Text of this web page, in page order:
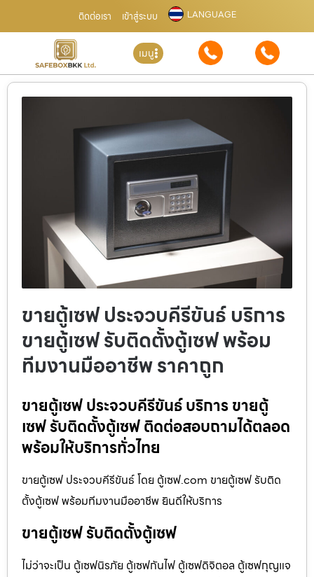
ติดต่อเรา เข้าสู่ระบบ LANGUAGE
เมนู
ขายตู้เซฟ ประจวบคีรีขันธ์ บริการ
ขายตู้เซฟ รับติดตั้งตู้เซฟ พร้อม
ทีมงานมืออาชีพ ราคาถูก
ขายตู้เซฟ ประจวบคีรีขันธ์ บริการ ขายตู้
เซฟ รับติดตั้งตู้เซฟ ติดต่อสอบถามได้ตลอด
พร้อมให้บริการทั่วไทย
ขายตู้เซฟ ประจวบคีรีขันธ์ โดย ตู้เซฟ.com ขายตู้เซฟ รับติด
ตั้งตู้เซฟ พร้อมทีมงานมืออาชีพ ยินดีให้บริการ
ขายตู้เซฟ รับติดตั้งตู้เซฟ
ไม่ว่าจะเป็น ตู้เซฟนิรภัย ตู้เซฟกันไฟ ตู้เซฟดิจิตอล ตู้เซฟกุญแจ